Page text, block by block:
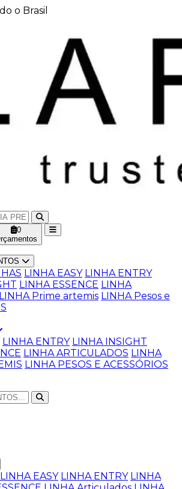
o Brasil
0
LINHA EASY LINHA ENTRY
LINHA ESSENCE LINHA
LINHA Prime artemis LINHA Pesos e
LINHA ENTRY LINHA INSIGHT
LINHA ARTICULADOS LINHA
LINHA PESOS E ACESSÓRIOS
LINHA EASY LINHA ENTRY LINHA